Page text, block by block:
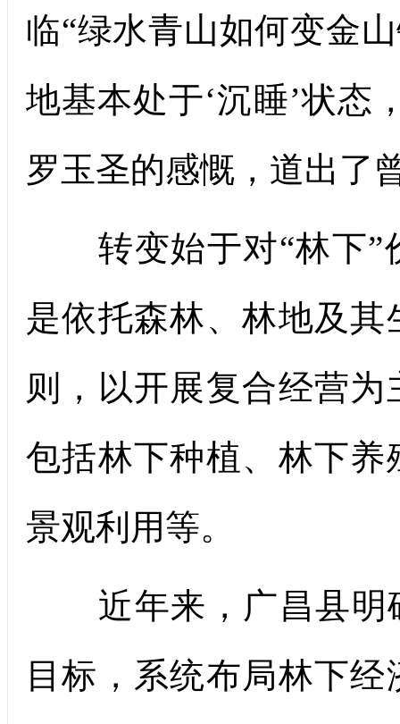
临“绿水青山如何变金
地基本处于‘沉睡’状态
罗玉圣的感慨，道出了
转变始于对“林下”
是依托森林、林地及
则，以开展复合经营
包括林下种植、林下
景观利用等。
近年来，广昌县明
目标，系统布局林下